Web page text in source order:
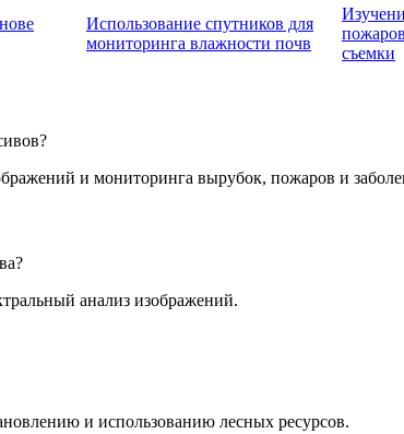
Использование спутников для
мониторинга влажности почв
съемки
и мониторинга вырубок, пожаров и
анализ изображений.
и использованию лесных ресурсов.